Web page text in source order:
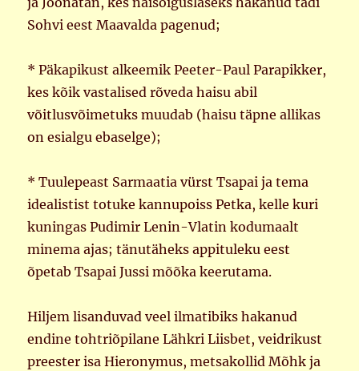
Sohvi eest Maavalda pagenud;
* Päkapikust alkeemik Peeter-Paul Parapikker,
kes kõik vastalised rõveda haisu abil
võitlusvõimetuks muudab (haisu täpne allikas
on esialgu ebaselge);
* Tuulepeast Sarmaatia vürst Tsapai ja tema
idealistist totuke kannupoiss Petka, kelle kuri
kuningas Pudimir Lenin-Vlatin kodumaalt
minema ajas; tänutäheks appituleku eest
õpetab Tsapai Jussi mõõka keerutama.
Hiljem lisanduvad veel ilmatibiks hakanud
endine tohtriõpilane Lähkri Liisbet, veidrikust
preester isa Hieronymus, metsakollid Mõhk ja